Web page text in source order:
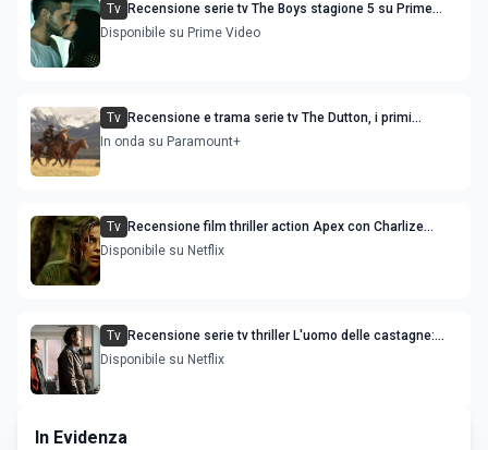
Tv Recensione serie tv The Boys stagione 5 su Prime
Video
Disponibile su Prime Video
Tv Recensione e trama serie tv The Dutton, i primi
episodi dello spin-off di Yellowstone
In onda su Paramount+
Tv Recensione film thriller action Apex con Charlize
Theron e Taron Egerton
Disponibile su Netflix
Tv Recensione serie tv thriller L'uomo delle castagne:
Nascondino
Disponibile su Netflix
In Evidenza